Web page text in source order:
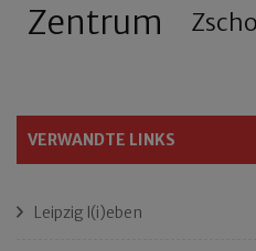
Zentrum
VERWANDTE LINKS
Leipzig l(i)eben